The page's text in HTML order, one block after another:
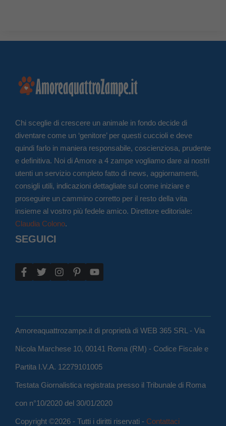
Chi sceglie di crescere un animale in fondo decide di
diventare come un ‘genitore’ per questi cuccioli e deve
quindi farlo in maniera responsabile, coscienziosa, prudente
e definitiva. Noi di Amore a 4 zampe vogliamo dare ai nostri
utenti un servizio completo fatto di news, aggiornamenti,
consigli utili, indicazioni dettagliate sul come iniziare e
proseguire un cammino corretto per il resto della vita
insieme al vostro più fedele amico. Direttore editoriale:
Claudia Colono.
SEGUICI
Amoreaquattrozampe.it di proprietà di WEB 365 SRL - Via
Nicola Marchese 10, 00141 Roma (RM) - Codice Fiscale e
Partita I.V.A. 12279101005
Testata Giornalistica registrata presso il Tribunale di Roma
con n°10/2020 del 30/01/2020
Copyright ©2026 - Tutti i diritti riservati - Contattaci